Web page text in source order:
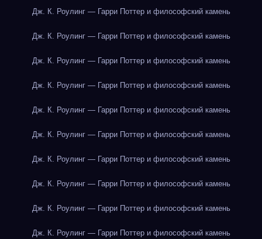
Дж. К. Роулинг — Гарри Поттер и философский камень
Дж. К. Роулинг — Гарри Поттер и философский камень
Дж. К. Роулинг — Гарри Поттер и философский камень
Дж. К. Роулинг — Гарри Поттер и философский камень
Дж. К. Роулинг — Гарри Поттер и философский камень
Дж. К. Роулинг — Гарри Поттер и философский камень
Дж. К. Роулинг — Гарри Поттер и философский камень
Дж. К. Роулинг — Гарри Поттер и философский камень
Дж. К. Роулинг — Гарри Поттер и философский камень
Дж. К. Роулинг — Гарри Поттер и философский камень